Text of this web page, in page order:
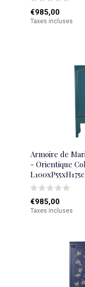
€985,00
Taxes incluses
Armoire de
- Orientique
€985,00
Taxes incluses